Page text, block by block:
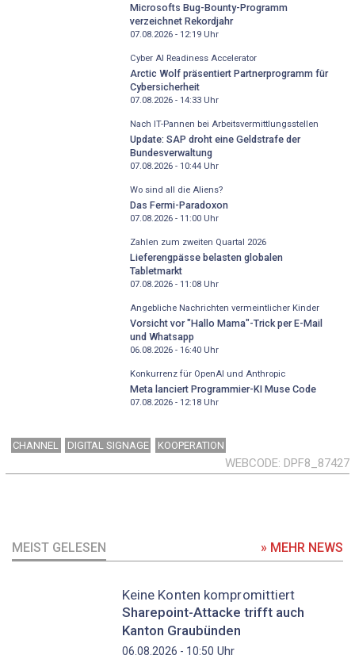
Microsofts Bug-Bounty-Programm
verzeichnet Rekordjahr
07.08.2026 - 12:19Uhr
Cyber AI Readiness Accelerator
Arctic Wolf präsentiert Partnerprogramm für
Cybersicherheit
07.08.2026 - 14:33Uhr
Nach IT-Pannen bei Arbeitsvermittlungsstellen
Update: SAP droht eine Geldstrafe der
Bundesverwaltung
07.08.2026 - 10:44Uhr
Wo sind all die Aliens?
Das Fermi-Paradoxon
07.08.2026 - 11:00Uhr
Zahlen zum zweiten Quartal 2026
Lieferengpässe belasten globalen
Tabletmarkt
07.08.2026 - 11:08Uhr
Angebliche Nachrichten vermeintlicher Kinder
Vorsicht vor "Hallo Mama"-Trick per E-Mail
und Whatsapp
06.08.2026 - 16:40Uhr
Konkurrenz für OpenAI und Anthropic
Meta lanciert Programmier-KI Muse Code
07.08.2026 - 12:18Uhr
CHANNEL DIGITAL SIGNAGE KOOPERATION
WEBCODE DPF8_87427
MEIST GELESEN » MEHR NEWS
Keine Konten kompromittiert
Sharepoint-Attacke trifft auch
Kanton Graubünden
06.08.2026 - 10:50 Uhr